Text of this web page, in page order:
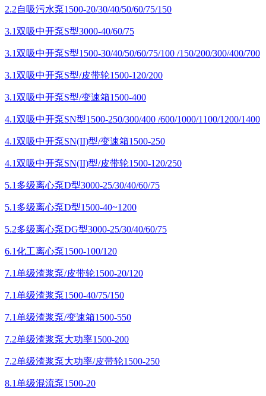
2.2自吸污水泵1500-20/30/40/50/60/75/150
3.1双吸中开泵S型3000-40/60/75
3.1双吸中开泵S型1500-30/40/50/60/75/100 /150/200/300/400/700
3.1双吸中开泵S型/皮带轮1500-120/200
3.1双吸中开泵S型/变速箱1500-400
4.1双吸中开泵SN型1500-250/300/400 /600/1000/1100/1200/1400
4.1双吸中开泵SN(II)型/变速箱1500-250
4.1双吸中开泵SN(II)型/皮带轮1500-120/250
5.1多级离心泵D型3000-25/30/40/60/75
5.1多级离心泵D型1500-40~1200
5.2多级离心泵DG型3000-25/30/40/60/75
6.1化工离心泵1500-100/120
7.1单级渣浆泵/皮带轮1500-20/120
7.1单级渣浆泵1500-40/75/150
7.1单级渣浆泵/变速箱1500-550
7.2单级渣浆泵大功率1500-200
7.2单级渣浆泵大功率/皮带轮1500-250
8.1单级混流泵1500-20